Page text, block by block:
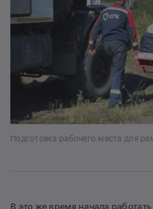
Подготовка рабочего места для
В это же время начала